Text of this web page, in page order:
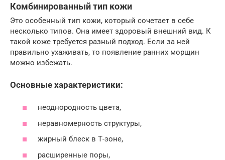
Комбинированный тип кожи
Это особенный тип кожи, который сочетает в себе
несколько типов. Она имеет здоровый внешний вид. К
такой коже требуется разный подход. Если за ней
правильно ухаживать, то появление ранних морщин
можно избежать.
Основные характеристики:
неоднородность цвета,
неравномерность структуры,
жирный блеск в Т-зоне,
расширенные поры,